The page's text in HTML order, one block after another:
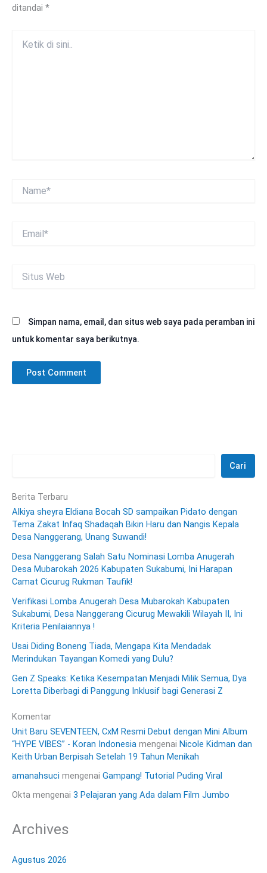
ditandai *
Web
Simpan nama, email, dan situs web saya pada peramban ini
untuk komentar saya berikutnya.
Cari
Berita Terbaru
Alkiya sheyra Eldiana Bocah SD sampaikan Pidato dengan
Tema Zakat Infaq Shadaqah Bikin Haru dan Nangis Kepala
Desa Nanggerang, Unang Suwandi!
Desa Nanggerang Salah Satu Nominasi Lomba Anugerah
Desa Mubarokah 2026 Kabupaten Sukabumi, Ini Harapan
Camat Cicurug Rukman Taufik!
Verifikasi Lomba Anugerah Desa Mubarokah Kabupaten
Sukabumi, Desa Nanggerang Cicurug Mewakili Wilayah II, Ini
Kriteria Penilaiannya !
Usai Diding Boneng Tiada, Mengapa Kita Mendadak
Merindukan Tayangan Komedi yang Dulu?
Gen Z Speaks: Ketika Kesempatan Menjadi Milik Semua, Dya
Loretta Diberbagi di Panggung Inklusif bagi Generasi Z
Komentar
Unit Baru SEVENTEEN, CxM Resmi Debut dengan Mini Album
“HYPE VIBES” - Koran Indonesia mengenai Nicole Kidman dan
Keith Urban Berpisah Setelah 19 Tahun Menikah
amanahsuci mengenai Gampang! Tutorial Puding Viral
Okta mengenai 3 Pelajaran yang Ada dalam Film Jumbo
Archives
Agustus 2026